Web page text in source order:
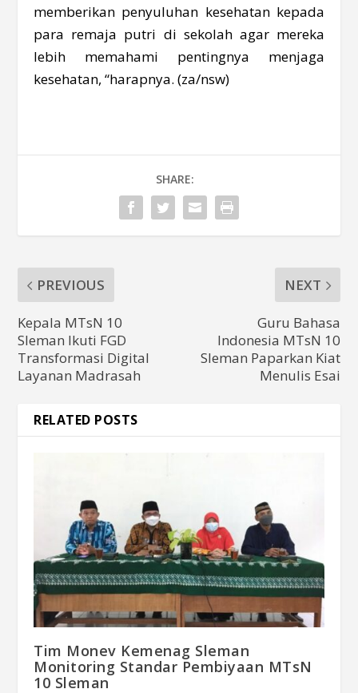
memberikan penyuluhan kesehatan kepada
para remaja putri di sekolah agar mereka
lebih memahami pentingnya menjaga
kesehatan, “harapnya. (za/nsw)
SHARE:
PREVIOUS
Kepala MTsN 10
Sleman Ikuti FGD
Transformasi Digital
Layanan Madrasah
NEXT
Guru Bahasa
Indonesia MTsN 10
Sleman Paparkan Kiat
Menulis Esai
RELATED POSTS
Tim Monev Kemenag Sleman
Monitoring Standar Pembiyaan MTsN
10 Sleman